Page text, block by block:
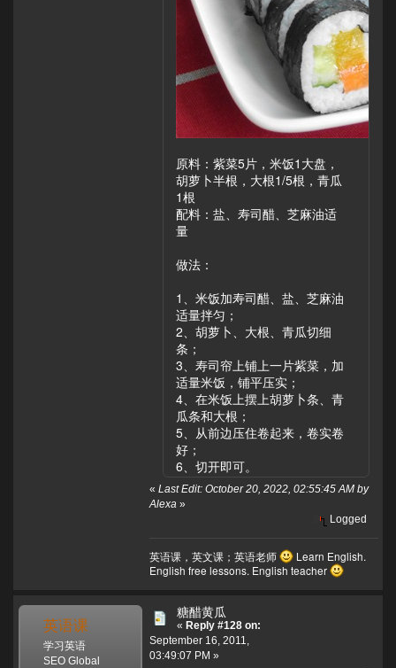
原料：紫菜5片，米饭1大盘，
胡萝卜半根，大根1/5根，青瓜
1根
配料：盐、寿司醋、芝麻油适
量
做法：
1、米饭加寿司醋、盐、芝麻油
适量拌匀；
2、胡萝卜、大根、青瓜切细
条；
3、寿司帘上铺上一片紫菜，加
适量米饭，铺平压实；
4、在米饭上摆上胡萝卜条、青
瓜条和大根；
5、从前边压住卷起来，卷实卷
好；
6、切开即可。
« Last Edit: October 20, 2022, 02:55:45 AM by
Alexa »
Logged
英语课，英文课；英语老师
Learn English.
English free lessons. English teacher
英语课
学习英语
SEO Global
糖醋黄瓜
« Reply #128 on:
September 16, 2011,
03:49:07 PM »